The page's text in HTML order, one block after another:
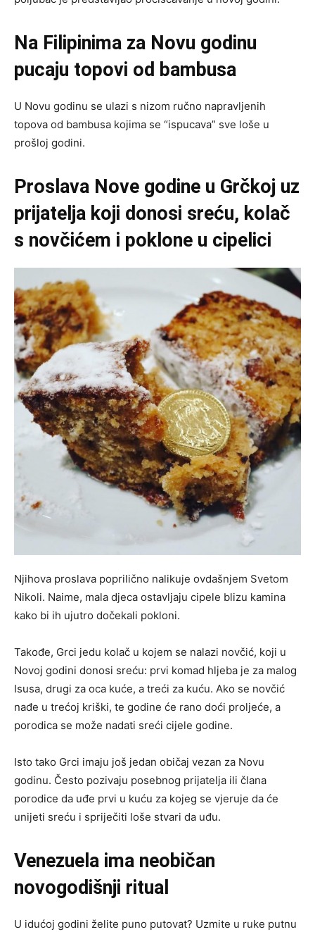
Na Filipinima za Novu godinu
pucaju topovi od bambusa
U Novu godinu se ulazi s nizom ručno napravljenih
topova od bambusa kojima se “ispucava” sve loše u
prošloj godini.
Proslava Nove godine u Grčkoj uz
prijatelja koji donosi sreću, kolač
s novčićem i poklone u cipelici
Njihova proslava poprilično nalikuje ovdašnjem Svetom
Nikoli. Naime, mala djeca ostavljaju cipele blizu kamina
kako bi ih ujutro dočekali pokloni.
Takođe, Grci jedu kolač u kojem se nalazi novčić, koji u
Novoj godini donosi sreću: prvi komad hljeba je za malog
Isusa, drugi za oca kuće, a treći za kuću. Ako se novčić
nađe u trećoj kriški, te godine će rano doći proljeće, a
porodica se može nadati sreći cijele godine.
Isto tako Grci imaju još jedan običaj vezan za Novu
godinu. Često pozivaju posebnog prijatelja ili člana
porodice da uđe prvi u kuću za kojeg se vjeruje da će
unijeti sreću i spriječiti loše stvari da uđu.
Venezuela ima neobičan
novogodišnji ritual
U idućoj godini želite puno putovat? Uzmite u ruke putnu